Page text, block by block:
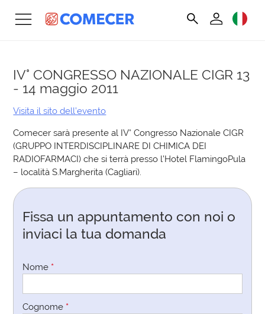
IV° CONGRESSO NAZIONALE CIGR 13
- 14 maggio 2011
Visita il sito dell’evento
Comecer sarà presente al IV° Congresso Nazionale CIGR
(GRUPPO INTERDISCIPLINARE DI CHIMICA DEI
RADIOFARMACI) che si terrà presso l’Hotel FlamingoPula
– località S.Margherita (Cagliari).
Fissa un appuntamento con noi o
inviaci la tua domanda
Nome *
Cognome *